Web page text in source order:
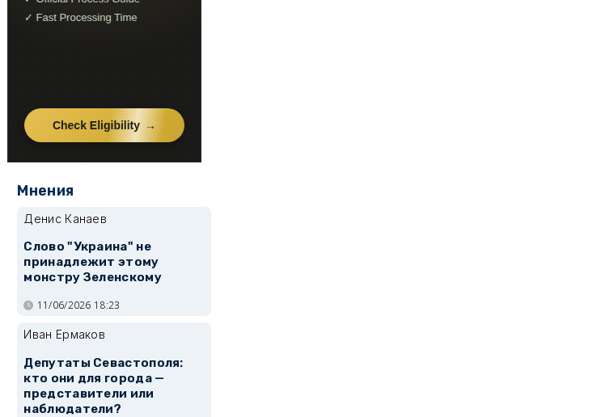
Мнения
Денис Канаев
Слово "Украина" не
принадлежит этому
монстру Зеленскому
11/06/2026 18:23
Иван Ермаков
Депутаты Севастополя:
кто они для города —
представители или
наблюдатели?